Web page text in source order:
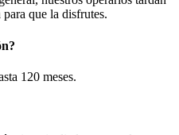
que la disfrutes.
120 meses.